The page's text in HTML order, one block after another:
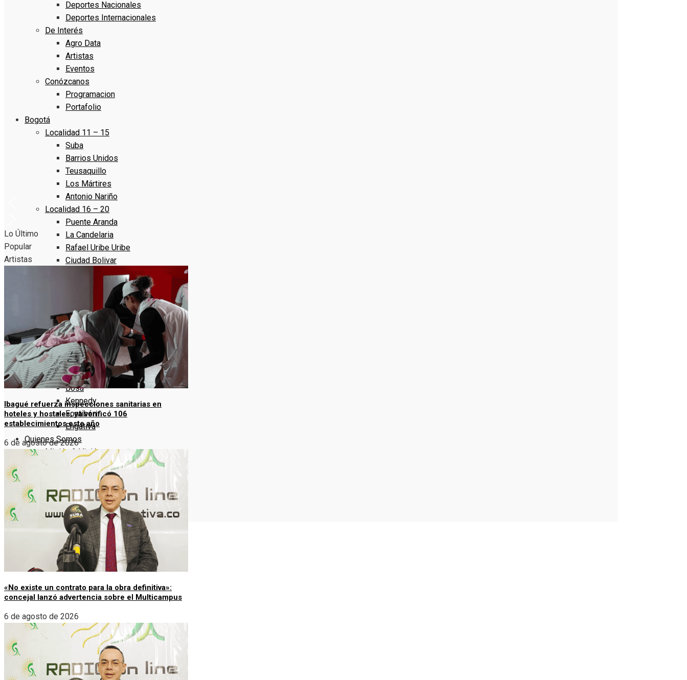
Deportes Nacionales
Deportes Internacionales
De Interés
Agro Data
Artistas
Eventos
Conózcanos
Programacion
Portafolio
Bogotá
Localidad 11 – 15
Suba
Barrios Unidos
Teusaquillo
Los Mártires
Antonio Nariño
Localidad 16 – 20
Puente Aranda
La Candelaria
Rafael Uribe Uribe
Ciudad Bolivar
Chapinero
Santa Fe
San Cristóbal
Usme
Localidad 6 – 10
Tunjuelito
Bosa
Kennedy
Fontibón
Engativa
Quienes Somos
Misión & Visión
Principios & Valores
Política de Privacidad
Términos y Condiciones
Denuncie
Lo Último
Popular
Artistas
Ibagué refuerza inspecciones sanitarias en
hoteles y hostales; ya verificó 106
establecimientos este año
6 de agosto de 2026
«No existe un contrato para la obra definitiva»:
concejal lanzó advertencia sobre el Multicampus
6 de agosto de 2026